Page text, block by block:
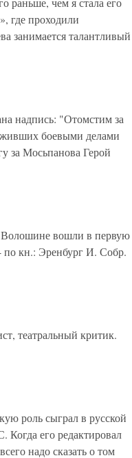
где проходили
занимается талантливый
надпись: "Отомстим за
боевыми делами
за Мосьпанова Герой
вошли в первую
по кн.: Эренбург И. Собр.
театральный критик.
роль сыграл в русской
Когда его редактировал
надо сказать о том